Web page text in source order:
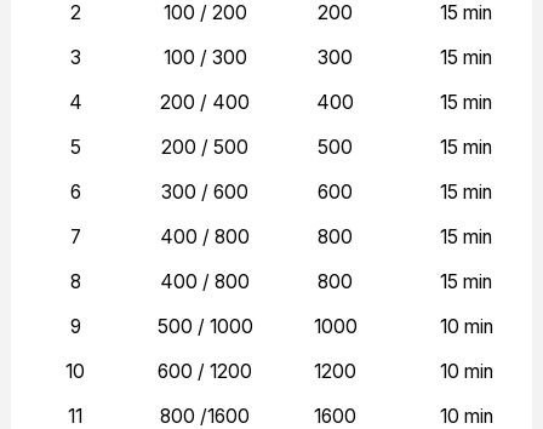
2
100 / 200 200
15 min
3
100 / 300 300
15 min
4
200 / 400 400
15 min
5
200 / 500 500
15 min
6
300 / 600 600
15 min
7
400 / 800 800
15 min
8
400 / 800 800
15 min
9
500 / 1000 1000
10 min
10
600 / 1200 1200
10 min
11
800 /1600 1600
10 min